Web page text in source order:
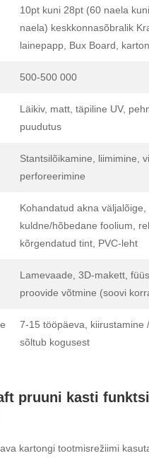
10pt kuni 28pt (60 naela
naela) keskkonnasõbralik
lainepapp, Bux Board,
500-500 000
Läikiv, matt, täpiline UV,
puudutus
Stantsilõikamine, liimimine,
perforeerimine
Kohandatud akna väljalõige,
kuldne/hõbedane foolium,
kõrgendatud tint, PVC-leht
Lamevaade, 3D-makett,
proovide võtmine (soovi
7-15 tööpäeva, kiirustamine
sõltub kogusest
pruuni kasti
kartongi tootmisrežiimi